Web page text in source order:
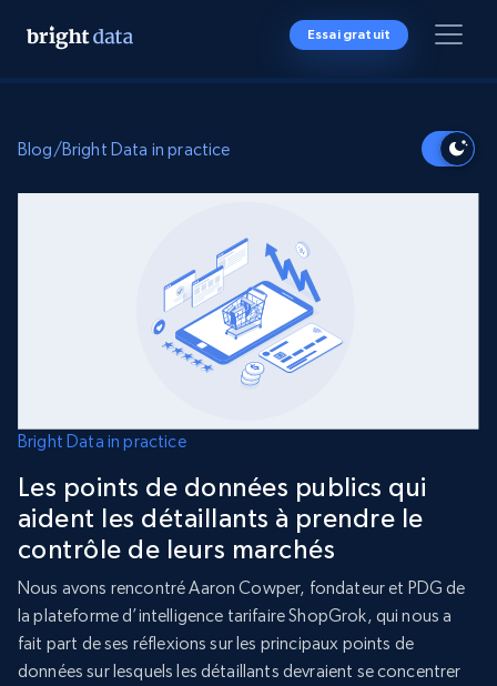
Essai gratuit
Blog/Bright Data in practice
Bright Data in practice
Les points de données publics qui
aident les détaillants à prendre le
contrôle de leurs marchés
Nous avons rencontré Aaron Cowper, fondateur et PDG de
la plateforme d’intelligence tarifaire ShopGrok, qui nous a
fait part de ses réflexions sur les principaux points de
données sur lesquels les détaillants devraient se concentrer